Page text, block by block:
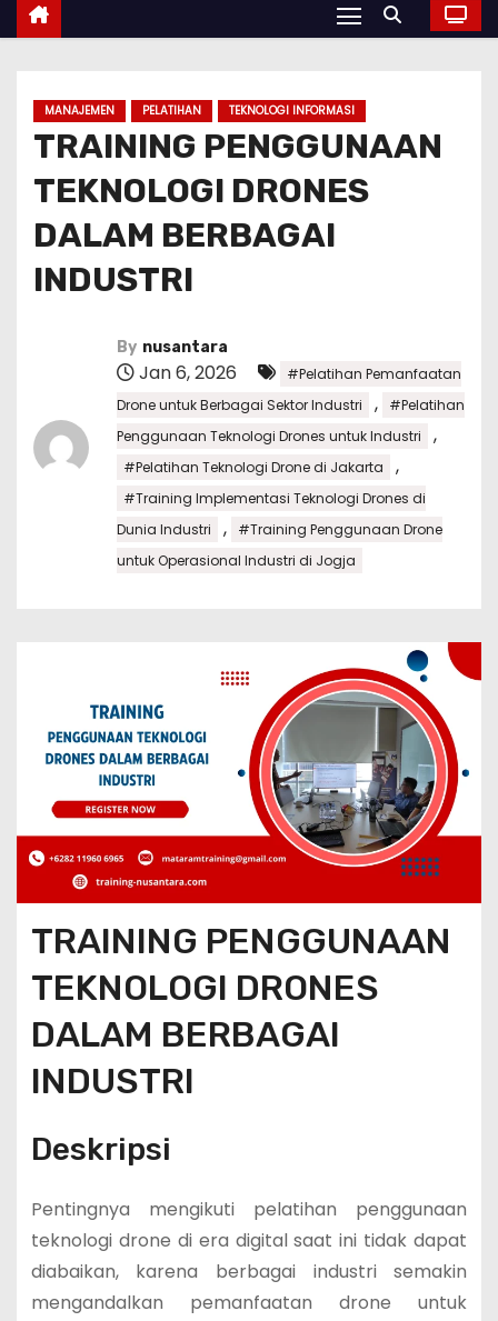
MANAJEMEN PELATIHAN TEKNOLOGI INFORMASI
TRAINING PENGGUNAAN
TEKNOLOGI DRONES
DALAM BERBAGAI
INDUSTRI
By nusantara
Jan 6, 2026
#Pelatihan Pemanfaatan
Drone untuk Berbagai Sektor Industri
,
#Pelatihan
Penggunaan Teknologi Drones untuk Industri
,
#Pelatihan Teknologi Drone di Jakarta ,
#Training Implementasi Teknologi Drones di
Dunia Industri
,
#Training Penggunaan Drone
untuk Operasional Industri di Jogja
TRAINING PENGGUNAAN
TEKNOLOGI DRONES
DALAM BERBAGAI
INDUSTRI
Deskripsi
Pentingnya mengikuti pelatihan penggunaan
teknologi drone di era digital saat ini tidak dapat
diabaikan, karena berbagai industri semakin
mengandalkan pemanfaatan drone untuk